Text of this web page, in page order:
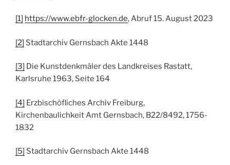
[1] https://www.ebfr-glocken.de, Abruf 15. August 2023
[2] Stadtarchiv Gernsbach Akte 1448
[3] Die Kunstdenkmäler des Landkreises Rastatt,
Karlsruhe 1963, Seite 164
[4] Erzbischöfliches Archiv Freiburg,
Kirchenbaulichkeit Amt Gernsbach, B22/8492, 1756-
1832
[5] Stadtarchiv Gernsbach Akte 1448